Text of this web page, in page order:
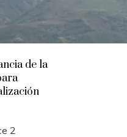
de la
2